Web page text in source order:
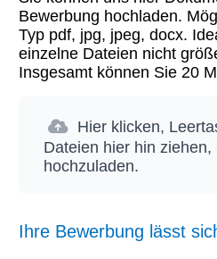
Bewerbung hochladen.
Typ pdf, jpg, jpeg, docx.
einzelne Dateien nicht
Insgesamt können Sie 20
Hier klicken,
Dateien hier hin ziehen,
hochzuladen.
Ihre Bewerbung lässt